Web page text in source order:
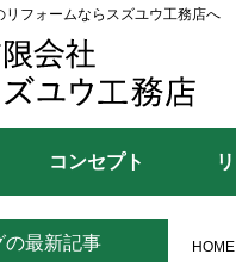
リフォームならスズユウ工務店へ
コンセプト
HOME
の最新記事